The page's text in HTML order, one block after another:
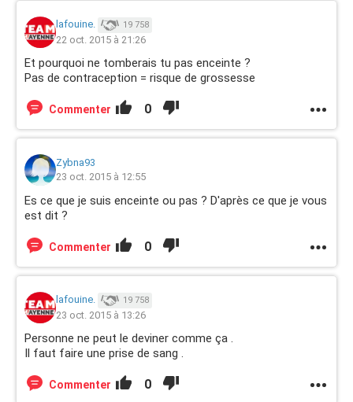
lafouine. 19 758
22 oct. 2015 à 21:26
Et pourquoi ne tomberais tu pas enceinte ?
Pas de contraception = risque de grossesse
Commenter 0
Zybna93
23 oct. 2015 à 12:55
Es ce que je suis enceinte ou pas ? D'après ce que je vous
est dit ?
Commenter 0
lafouine. 19 758
23 oct. 2015 à 13:26
Personne ne peut le deviner comme ça .
Il faut faire une prise de sang .
Commenter 0